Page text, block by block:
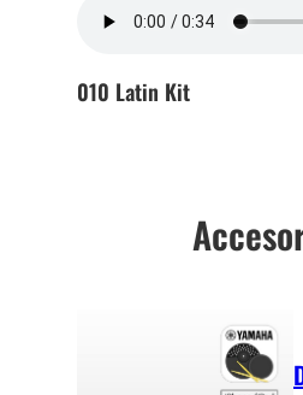
010 Latin Kit